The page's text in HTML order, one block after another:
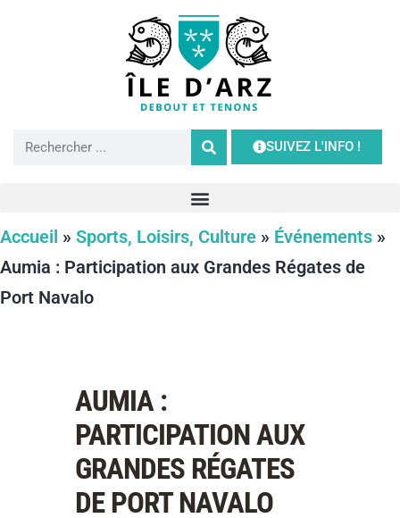
SUIVEZ L'INFO !
Accueil » Sports, Loisirs, Culture » Événements »
Aumia : Participation aux Grandes Régates de
Port Navalo
AUMIA :
PARTICIPATION AUX
GRANDES RÉGATES
DE PORT NAVALO